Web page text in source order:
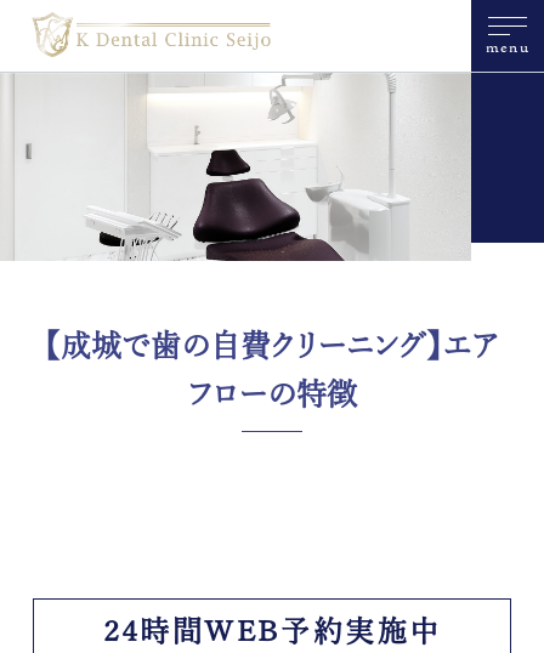
menu
【成城で歯の自費クリーニング】エア
フローの特徴
24時間WEB予約実施中